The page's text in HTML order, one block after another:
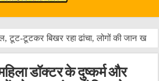
डॉक्‍टर के दुष्‍कर्म और